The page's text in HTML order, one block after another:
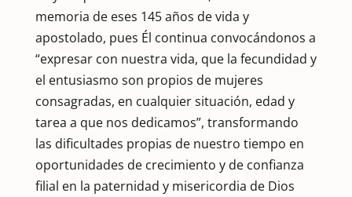
memoria de eses 145 años de vida y
apostolado, pues Él continua convocándonos a
“expresar con nuestra vida, que la fecundidad y
el entusiasmo son propios de mujeres
consagradas, en cualquier situación, edad y
tarea a que nos dedicamos”, transformando
las dificultades propias de nuestro tiempo en
oportunidades de crecimiento y de confianza
filial en la paternidad y misericordia de Dios